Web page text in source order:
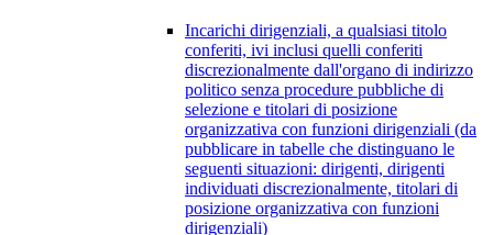
Incarichi dirigenziali, a qualsiasi titolo
conferiti, ivi inclusi quelli conferiti
discrezionalmente dall'organo di indirizzo
politico senza procedure pubbliche di
selezione e titolari di posizione
organizzativa con funzioni dirigenziali (da
pubblicare in tabelle che distinguano le
seguenti situazioni: dirigenti, dirigenti
individuati discrezionalmente, titolari di
posizione organizzativa con funzioni
dirigenziali)